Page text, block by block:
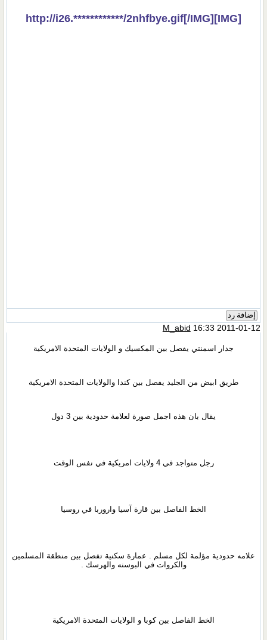
[IMG]http://i26.************/2nhfbye.gif[/IMG]
إضافة رد
M_abid 16:33 2011-01-12
جدار اسمنتي يفصل بين المكسيك و الولايات المتحدة الامريكية
طريق ابيض من الجليد يفصل بين كندا والولايات المتحدة الامريكية
يقال بان هذه اجمل صورة لعلامة حدودية بين 3 دول
رجل متواجد في 4 ولايات امريكية في نفس الوقت
الخط الفاصل بين قارة آسيا واروربا في روسيا
علامه حدودية مؤلمة لكل مسلم . عمارة سكنية تفصل بين منطقة المسلمين
والكروات في البوسنه والهرسك .
الخط الفاصل بين كوبا و الولايات المتحدة الامريكية